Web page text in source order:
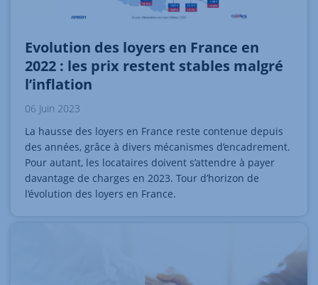
Evolution des loyers en France en
2022 : les prix restent stables malgré
l’inflation
06 Juin 2023
La hausse des loyers en France reste contenue depuis
des années, grâce à divers mécanismes d’encadrement.
Pour autant, les locataires doivent s’attendre à payer
davantage de charges en 2023. Tour d’horizon de
l’évolution des loyers en France.